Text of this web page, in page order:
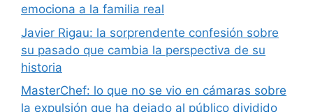
emociona a la familia real
Javier Rigau: la sorprendente confesión sobre
su pasado que cambia la perspectiva de su
historia
MasterChef: lo que no se vio en cámaras sobre
la expulsión que ha dejado al público dividido